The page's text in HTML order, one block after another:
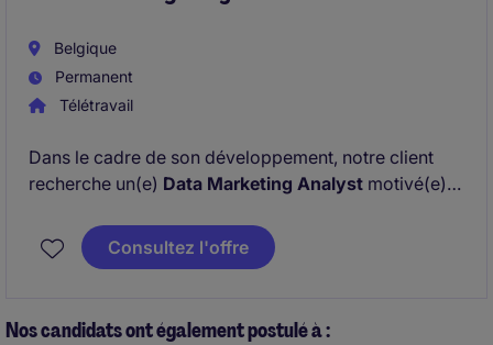
Belgique
Permanent
Télétravail
Dans le cadre de son développement, notre client
recherche un(e) Data Marketing Analyst motivé(e)
Communication. Vous serez responsable de
contribuer à la mise en œuvre et au suivi des activités
Consultez l'offre
Nos candidats ont également postulé à :